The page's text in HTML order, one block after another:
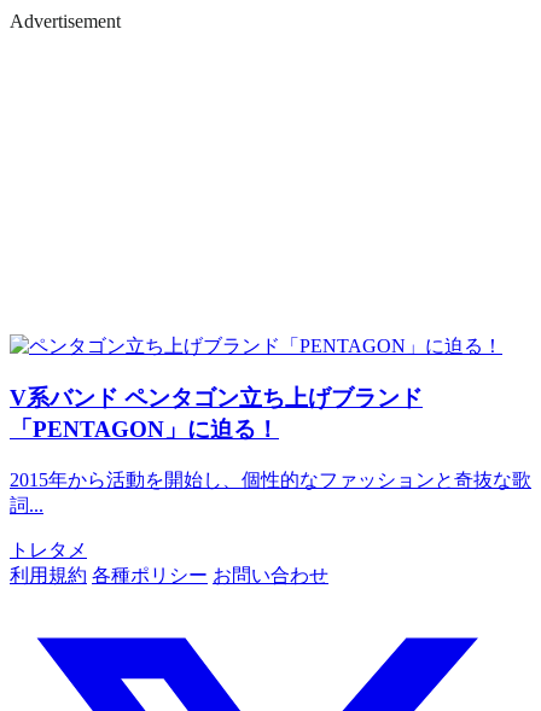
Advertisement
V系バンド ペンタゴン立ち上げブランド
「PENTAGON」に迫る！
2015年から活動を開始し、個性的なファッションと奇抜な歌
詞...
トレタメ
利用規約 各種ポリシー お問い合わせ